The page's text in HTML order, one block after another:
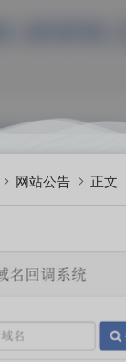
网站公告 正文